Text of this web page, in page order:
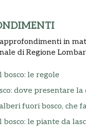
in
di Regione
bosco: le regole
dove presentare la
fuori bosco, che
bosco: le piante da